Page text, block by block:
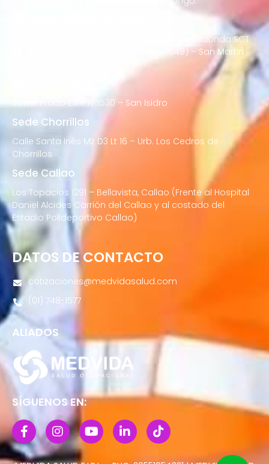
Av. Francisco Bolognesi Nro. 101 Urb. Mesa Redonda SCT
02 (Esquina con Av. Gerardo Unger 7049) – San Martin
Javier Prado Este N°1530 – San Isidro
Sede Chorrillos
Calle Santa Inés Mz D3 Lt 16 – Urb. Los Cedros de
Chorrillos
Sede Callao
Los Topacios 1291 – Bellavista, Callao (Frente al Hospital
Daniel Alcides Carrión del Callao y al costado del
Estadio Polideportivo Callao)
DATOS DE CONTACTO
cotizaciones@medvidasalud.com
(01) 748-1577
ALIADOS
SÍGUENOS EN: